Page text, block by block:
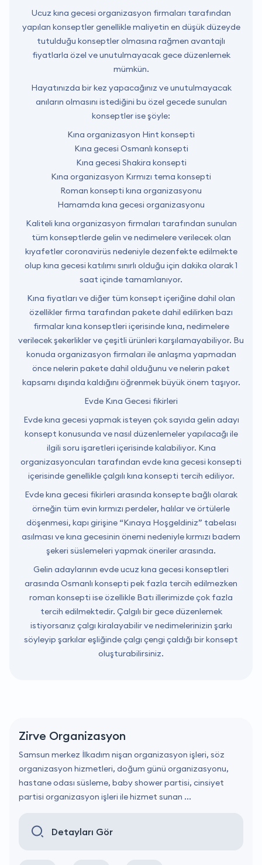
Ucuz kına gecesi organizasyon firmaları tarafından
yapılan konseptler genellikle maliyetin en düşük düzeyde
tutulduğu konseptler olmasına rağmen avantajlı
fiyatlarla özel ve unutulmayacak gece düzenlemek
mümkün.
Hayatınızda bir kez yapacağınız ve unutulmayacak
anıların olmasını istediğini bu özel gecede sunulan
konseptler ise şöyle:
Kına organizasyon Hint konsepti
Kına gecesi Osmanlı konsepti
Kına gecesi Shakira konsepti
Kına organizasyon Kırmızı tema konsepti
Roman konsepti kına organizasyonu
Hamamda kına gecesi organizasyonu
Kaliteli kına organizasyon firmaları tarafından sunulan
tüm konseptlerde gelin ve nedimelere verilecek olan
kıyafetler coronavirüs nedeniyle dezenfekte edilmekte
olup kına gecesi katılımı sınırlı olduğu için dakika olarak 1
saat içinde tamamlanıyor.
Kına fiyatları ve diğer tüm konsept içeriğine dahil olan
özellikler firma tarafından pakete dahil edilirken bazı
firmalar kına konseptleri içerisinde kına, nedimelere
verilecek şekerlikler ve çeşitli ürünleri karşılamayabiliyor. Bu
konuda organizasyon firmaları ile anlaşma yapmadan
önce nelerin pakete dahil olduğunu ve nelerin paket
kapsamı dışında kaldığını öğrenmek büyük önem taşıyor.
Evde Kına Gecesi fikirleri
Evde kına gecesi yapmak isteyen çok sayıda gelin adayı
konsept konusunda ve nasıl düzenlemeler yapılacağı ile
ilgili soru işaretleri içerisinde kalabiliyor. Kına
organizasyoncuları tarafından evde kına gecesi konsepti
içerisinde genellikle çalgılı kına konsepti tercih ediliyor.
Evde kına gecesi fikirleri arasında konsepte bağlı olarak
örneğin tüm evin kırmızı perdeler, halılar ve örtülerle
döşenmesi, kapı girişine “Kınaya Hoşgeldiniz” tabelası
asılması ve kına gecesinin önemi nedeniyle kırmızı badem
şekeri süslemeleri yapmak öneriler arasında.
Gelin adaylarının evde ucuz kına gecesi konseptleri
arasında Osmanlı konsepti pek fazla tercih edilmezken
roman konsepti ise özellikle Batı illerimizde çok fazla
tercih edilmektedir. Çalgılı bir gece düzenlemek
istiyorsanız çalgı kiralayabilir ve nedimelerinizin şarkı
söyleyip şarkılar eşliğinde çalgı çengi çaldığı bir konsept
oluşturabilirsiniz.
Zirve Organizasyon
Samsun merkez İlkadım nişan organizasyon işleri, söz
organizasyon hizmetleri, doğum günü organizasyonu,
hastane odası süsleme, baby shower partisi, cinsiyet
partisi organizasyon işleri ile hizmet sunan ...
Detayları Gör